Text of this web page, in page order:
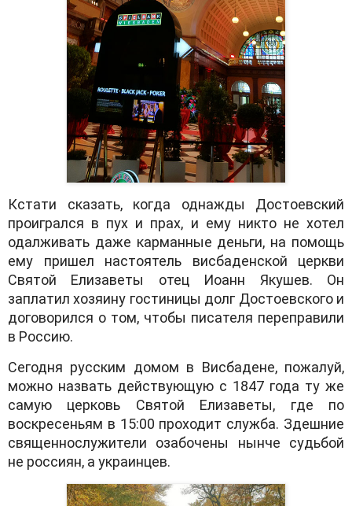
Кстати сказать, когда однажды Достоевский
проигрался в пух и прах, и ему никто не хотел
одалживать даже карманные деньги, на помощь
ему пришел настоятель висбаденской церкви
Святой Елизаветы отец Иоанн Якушев. Он
заплатил хозяину гостиницы долг Достоевского и
договорился о том, чтобы писателя переправили
в Россию.
Сегодня русским домом в Висбадене, пожалуй,
можно назвать действующую с 1847 года ту же
самую церковь Святой Елизаветы, где по
воскресеньям в 15:00 проходит служба. Здешние
священнослужители озабочены нынче судьбой
не россиян, а украинцев.